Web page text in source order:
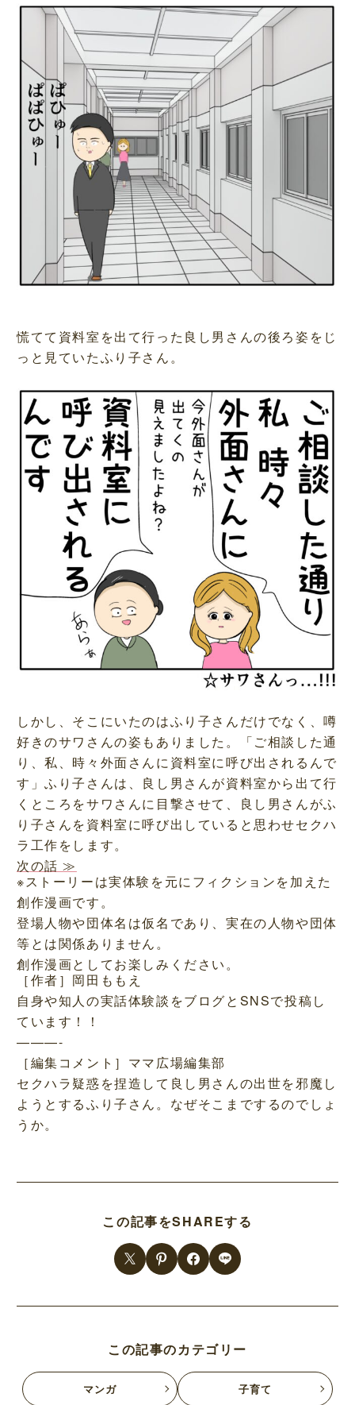
慌てて資料室を出て行った良し男さんの後ろ姿をじ
っと見ていたふり子さん。
しかし、そこにいたのはふり子さんだけでなく、噂
好きのサワさんの姿もありました。「ご相談した通
り、私、時々外面さんに資料室に呼び出されるんで
す」ふり子さんは、良し男さんが資料室から出て行
くところをサワさんに目撃させて、良し男さんがふ
り子さんを資料室に呼び出していると思わせセクハ
ラ工作をします。
次の話 ≫
※ストーリーは実体験を元にフィクションを加えた
創作漫画です。
登場人物や団体名は仮名であり、実在の人物や団体
等とは関係ありません。
創作漫画としてお楽しみください。
［作者］岡田ももえ
自身や知人の実話体験談をブログとSNSで投稿し
ています！！
———-
［編集コメント］ママ広場編集部
セクハラ疑惑を捏造して良し男さんの出世を邪魔し
ようとするふり子さん。なぜそこまでするのでしょ
うか。
この記事をSHAREする
この記事のカテゴリー
マンガ 子育て